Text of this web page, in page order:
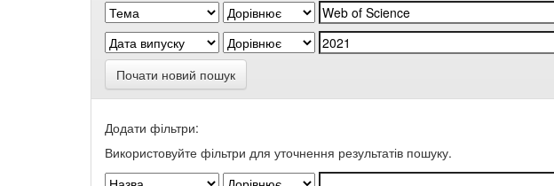
Почати новий пошук
Додати фільтри:
Використовуйте фільтри для уточнення результатів пошуку.